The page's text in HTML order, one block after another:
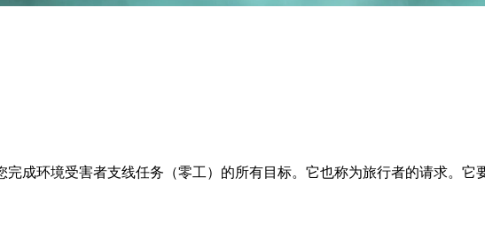
完成环境受害者支线任务（零工）的所有目标。 它也称为旅行者的请求。 它